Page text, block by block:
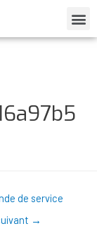
de service
→